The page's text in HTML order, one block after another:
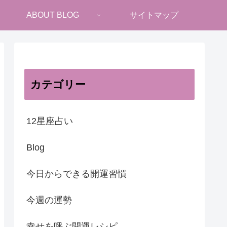
ABOUT BLOG サイトマップ
カテゴリー
12星座占い
Blog
今日からできる開運習慣
今週の運勢